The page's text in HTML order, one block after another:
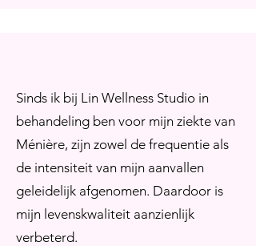
Sinds ik bij Lin Wellness Studio in
behandeling ben voor mijn ziekte van
Ménière, zijn zowel de frequentie als
de intensiteit van mijn aanvallen
geleidelijk afgenomen. Daardoor is
mijn levenskwaliteit aanzienlijk
verbeterd.